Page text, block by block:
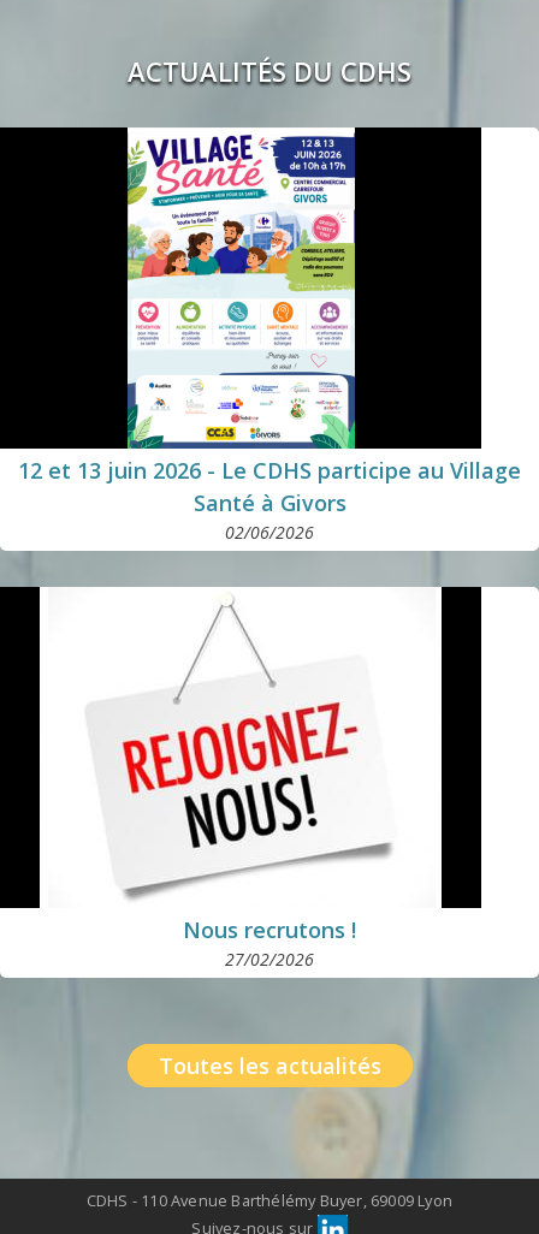
ACTUALITÉS DU CDHS
12 et 13 juin 2026 - Le CDHS participe au Village
Santé à Givors
02/06/2026
Nous recrutons !
27/02/2026
Toutes les actualités
CDHS - 110 Avenue Barthélémy Buyer, 69009 Lyon
Suivez-nous sur